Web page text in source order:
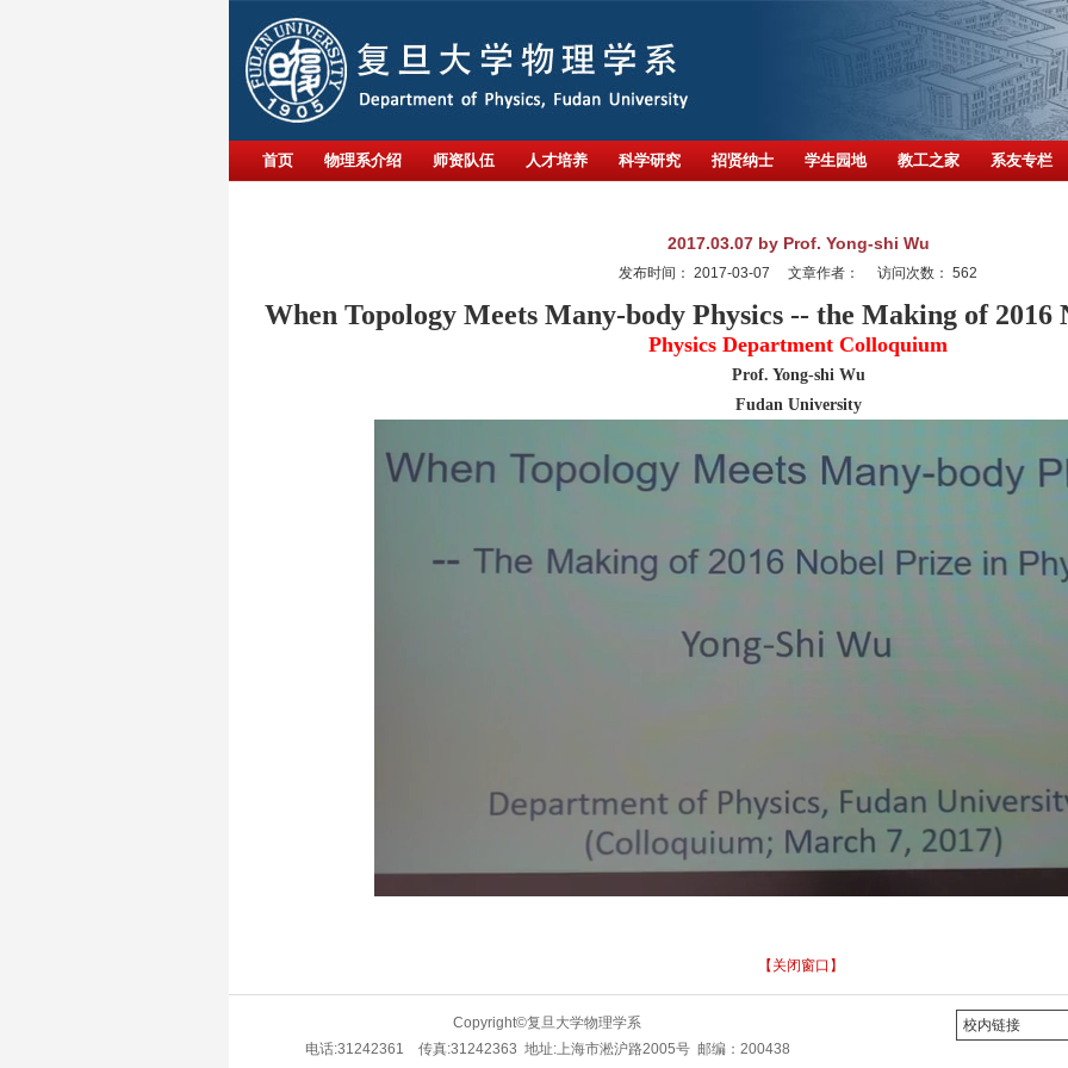
首页 物理系介绍 师资队伍 人才培养 科学研究 招贤纳士 学生园地 教工之家 系友专栏
2017.03.07 by Prof. Yong-shi Wu
发布时间： 2017-03-07 文章作者： 访问次数： 562
When Topology Meets Many-body Physics -- the Making of 2016
Physics Department Colloquium
Prof. Yong-shi Wu
Fudan University
【关闭窗口】
Copyright©复旦大学物理学系
电话:31242361 传真:31242363 地址:上海市淞沪路2005号 邮编：200438
校内链接